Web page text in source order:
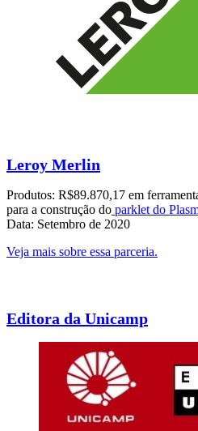
Leroy Merlin
Produtos: R$89.870,17 em
para a construção do parklet do
Data: Setembro de 2020
Veja mais sobre essa parceria.
Editora da Unicamp